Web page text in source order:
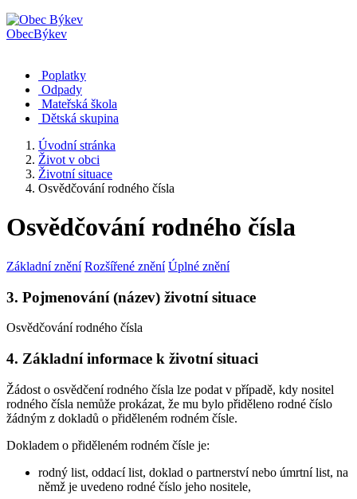
ObecBýkev
Poplatky
Odpady
Mateřská škola
Dětská skupina
Úvodní stránka
Život v obci
Životní situace
Osvědčování rodného čísla
Osvědčování rodného čísla
Základní znění Rozšířené znění Úplné znění
3. Pojmenování (název) životní situace
Osvědčování rodného čísla
4. Základní informace k životní situaci
Žádost o osvědčení rodného čísla lze podat v případě, kdy nositel
rodného čísla nemůže prokázat, že mu bylo přiděleno rodné číslo
žádným z dokladů o přiděleném rodném čísle.
Dokladem o přiděleném rodném čísle je:
rodný list, oddací list, doklad o partnerství nebo úmrtní list, na
němž je uvedeno rodné číslo jeho nositele,